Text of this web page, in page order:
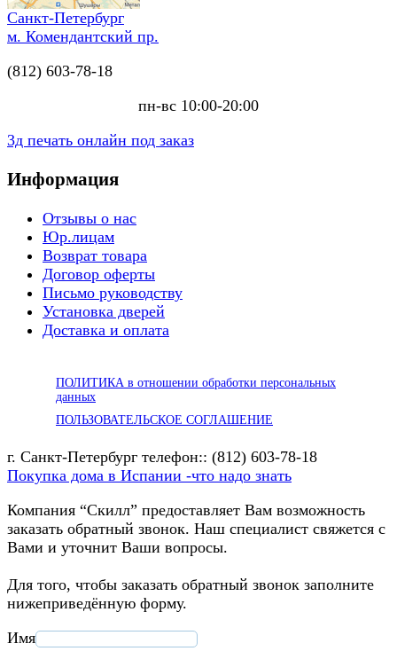
Санкт-Петербург
м. Комендантский пр.
(812) 603-78-18
пн-вс 10:00-20:00
3д печать онлайн под заказ
Информация
Отзывы о нас
Юр.лицам
Возврат товара
Договор оферты
Письмо руководству
Установка дверей
Доставка и оплата
ПОЛИТИКА в отношении обработки персональных
данных
ПОЛЬЗОВАТЕЛЬСКОЕ СОГЛАШЕНИЕ
г. Санкт-Петербург телефон:: (812) 603-78-18
Покупка дома в Испании -что надо знать
Компания “Скилл” предоставляет Вам возможность
заказать обратный звонок. Наш специалист свяжется с
Вами и уточнит Ваши вопросы.
Для того, чтобы заказать обратный звонок заполните
нижеприведённую форму.
Имя